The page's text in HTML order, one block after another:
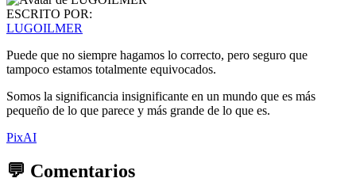
ESCRITO POR:
LUGOILMER
Puede que no siempre hagamos lo correcto, pero seguro que
tampoco estamos totalmente equivocados.
Somos la significancia insignificante en un mundo que es más
pequeño de lo que parece y más grande de lo que es.
PixAI
💬 Comentarios